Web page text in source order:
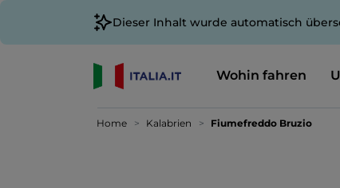
Dieser Inhalt wurde automatisch
Wohin fahren
Home Kalabrien Fiumefreddo Bruzio